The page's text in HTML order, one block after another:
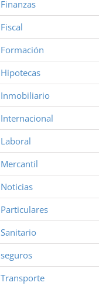
Finanzas
Fiscal
Formación
Hipotecas
Inmobiliario
Internacional
Laboral
Mercantil
Noticias
Particulares
Sanitario
seguros
Transporte